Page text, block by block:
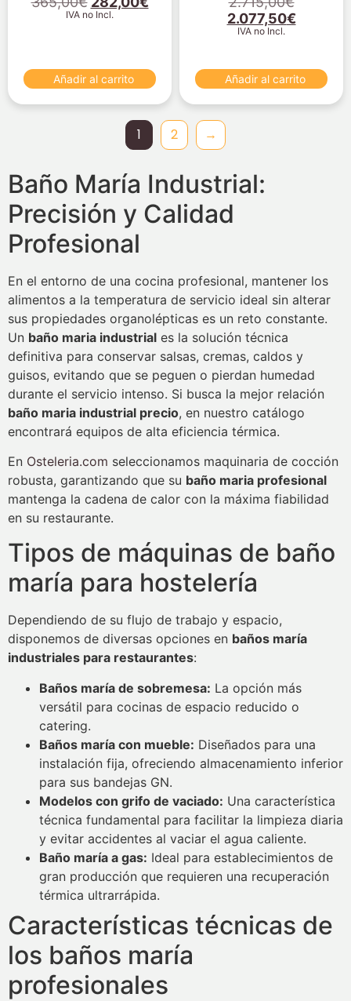
IVA no Incl.
Añadir al carrito
2.077,50€
IVA no Incl.
Añadir al carrito
1 2 →
Baño María Industrial:
Precisión y Calidad
Profesional
En el entorno de una cocina profesional, mantener los
alimentos a la temperatura de servicio ideal sin alterar
sus propiedades organolépticas es un reto constante.
Un baño maria industrial es la solución técnica
definitiva para conservar salsas, cremas, caldos y
guisos, evitando que se peguen o pierdan humedad
durante el servicio intenso. Si busca la mejor relación
baño maria industrial precio, en nuestro catálogo
encontrará equipos de alta eficiencia térmica.
En Osteleria.com seleccionamos maquinaria de cocción
robusta, garantizando que su baño maria profesional
mantenga la cadena de calor con la máxima fiabilidad
en su restaurante.
Tipos de máquinas de baño
maría para hostelería
Dependiendo de su flujo de trabajo y espacio,
disponemos de diversas opciones en baños maría
industriales para restaurantes:
Baños maría de sobremesa: La opción más
versátil para cocinas de espacio reducido o
catering.
Baños maría con mueble: Diseñados para una
instalación fija, ofreciendo almacenamiento inferior
para sus bandejas GN.
Modelos con grifo de vaciado: Una característica
técnica fundamental para facilitar la limpieza diaria
y evitar accidentes al vaciar el agua caliente.
Baño maría a gas: Ideal para establecimientos de
gran producción que requieren una recuperación
térmica ultrarrápida.
Características técnicas de
los baños maría
profesionales